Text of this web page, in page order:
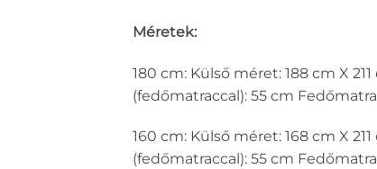
Méretek:
180 cm: Külső méret: 188 cm X
(fedőmatraccal): 55 cm
160 cm: Külső méret: 168 cm X
(fedőmatraccal): 55 cm